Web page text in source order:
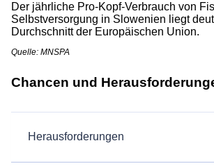
Der jährliche Pro-Kopf-Verbrauch von
Selbstversorgung in Slowenien liegt
Durchschnitt der Europäischen Union.
Quelle: MNSPA
Chancen und
Herausforderungen